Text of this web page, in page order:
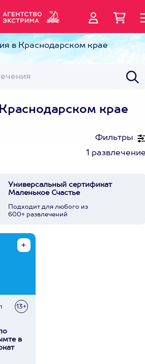
в Краснодарском крае
крае
Фильтры
1
Универсальный сертификат
Маленькое Счастье
Подходит для любого из
600+ развлечений
13+
в